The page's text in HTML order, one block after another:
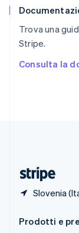
Trova una
Stripe.
Consulta la
Slovenia
Slovenia
Spagna
Español
English
Prodotti e